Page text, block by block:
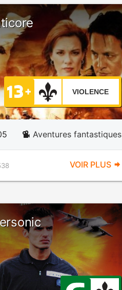
VIOLENCE
Aventures fantastiques
VOIR PLUS